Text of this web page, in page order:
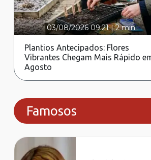
03/08/2026 09:21|2 min
Plantios Antecipados: Flores
Vibrantes Chegam Mais Rápido
Agosto
Famosos